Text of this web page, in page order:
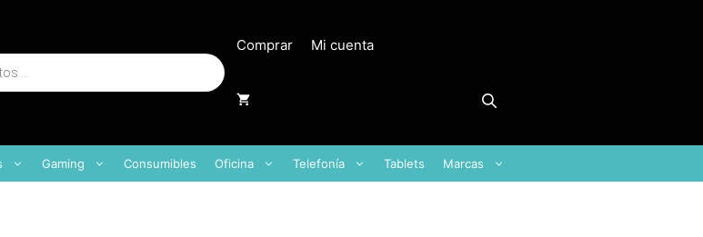
Comprar Mi cuenta
Gaming Consumibles Oficina Telefonía Tablets Marcas